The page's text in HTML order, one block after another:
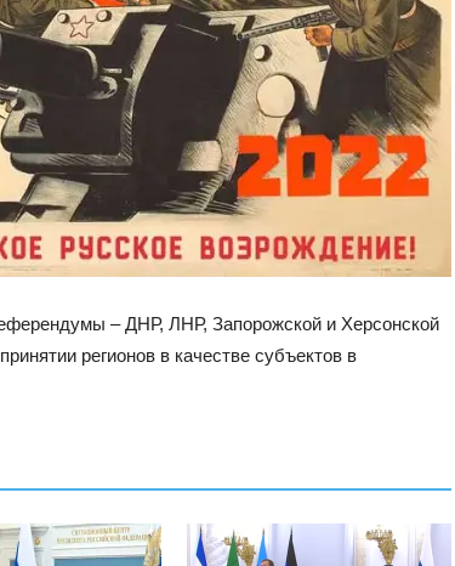
– ДНР, ЛНР, Запорожской и Херсонской
регионов в качестве субъектов в